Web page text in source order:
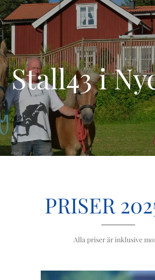
Stall43 i
PRISER
Alla priser är inklusive